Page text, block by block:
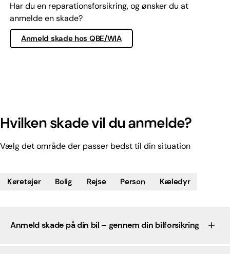
Har du en reparationsforsikring, og ønsker du at
anmelde en skade?
Anmeld skade hos QBE/WIA
Hvilken skade vil du anmelde?
Vælg det område der passer bedst til din situation
Køretøjer Bolig Rejse Person Kæledyr
Anmeld skade på din bil – gennem din bilforsikring